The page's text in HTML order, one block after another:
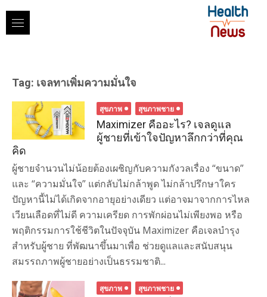
content
Tag: เจลทาเพิ่มความมั่นใจ
สุขภาพ สุขภาพชาย
Maximizer คืออะไร? เจลดูแล
ผู้ชายที่เข้าใจปัญหาลึกกว่าที่คุณ
คิด
ผู้ชายจำนวนไม่น้อยต้องเผชิญกับความกังวลเรื่อง “ขนาด”
และ “ความมั่นใจ” แต่กลับไม่กล้าพูด ไม่กล้าปรึกษาใคร
ปัญหานี้ไม่ได้เกิดจากอายุอย่างเดียว แต่อาจมาจากการไหล
เวียนเลือดที่ไม่ดี ความเครียด การพักผ่อนไม่เพียงพอ หรือ
พฤติกรรมการใช้ชีวิตในปัจจุบัน Maximizer คือเจลบำรุง
สำหรับผู้ชาย ที่พัฒนาขึ้นมาเพื่อ ช่วยดูแลและสนับสนุน
สมรรถภาพผู้ชายอย่างเป็นธรรมชาติ...
สุขภาพ สุขภาพชาย